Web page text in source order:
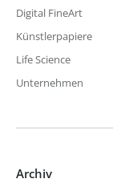
Digital FineArt
Künstlerpapiere
Life Science
Unternehmen
Archiv